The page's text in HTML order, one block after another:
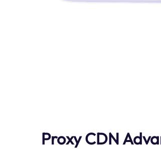
Proxy CDN